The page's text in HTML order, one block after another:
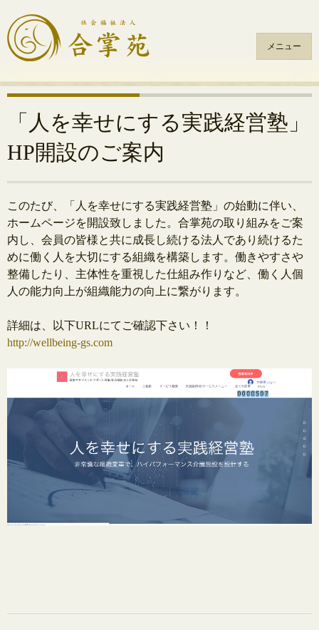
メニュー
コ
ン
ツ
ス
キ
ッ
プ
「人を幸せにする実践経営塾」
HP開設のご案内
このたび、「人を幸せにする実践経営塾」の始動に伴い、
ホームページを開設致しました。合掌苑の取り組みをご案
内し、会員の皆様と共に成長し続ける法人であり続けるた
めに働く人を大切にする組織を構築します。働きやすさや
整備したり、主体性を重視した仕組み作りなど、働く人個
人の能力向上が組織能力の向上に繋がります。
詳細は、以下URLにてご確認下さい！！
http://wellbeing-gs.com